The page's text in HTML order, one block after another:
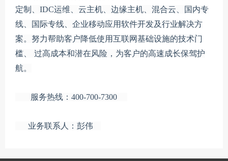
定制、IDC运维、云主机、边缘主机、混合云、国内专
线、国际专线、企业移动应用软件开发及行业解决方
案。努力帮助客户降低使用互联网基础设施的技术门
槛、 过高成本和潜在风险，为客户的高速成长保驾护
航。
服务热线：400-700-7300
业务联系人：彭伟